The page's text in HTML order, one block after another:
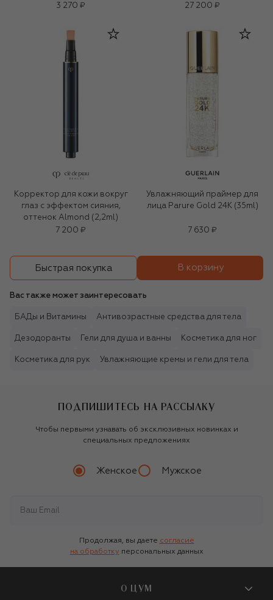
(5ml)
3 270 ₽ 27 200 ₽
Корректор для кожи вокруг
глаз с эффектом сияния,
оттенок Almond (2,2ml)
7 200 ₽
Увлажняющий праймер для
лица Parure Gold 24K (35ml)
7 630 ₽
Быстрая покупка В корзину
Вас также может заинтересовать
БАДы и Витамины Антивозрастные средства для тела
Дезодоранты Гели для душа и ванны Косметика для ног
Косметика для рук Увлажняющие кремы и гели для тела
ПОДПИШИТЕСЬ НА РАССЫЛКУ
Чтобы первыми узнавать об эксклюзивных новинках и
специальных предложениях
Женское Мужское
Продолжая, вы даете согласие
на обработку персональных данных
О ЦУМ